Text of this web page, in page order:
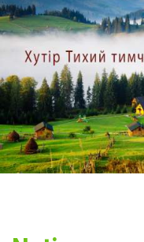
Поділитись статтею в
соціальних мережах: